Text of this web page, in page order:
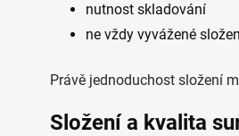
nutnost skladování
ne vždy vyvážené
Právě jednoduchost složení
Složení a kvalita